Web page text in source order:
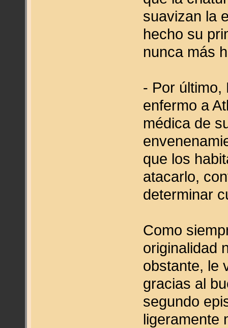
suavizan la
hecho su
nunca más
- Por último,
enfermo a
médica de
que los
atacarlo,
determinar
Como
originalidad
obstante, le
gracias al
segundo
ligeramente